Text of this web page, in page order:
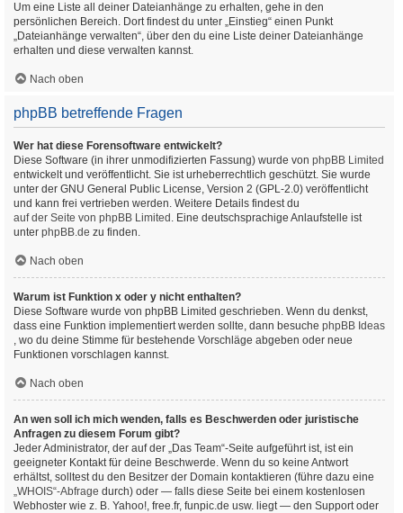
Um eine Liste all deiner Dateianhänge zu erhalten, gehe in den
persönlichen Bereich. Dort findest du unter „Einstieg“ einen Punkt
„Dateianhänge verwalten“, über den du eine Liste deiner Dateianhänge
erhalten und diese verwalten kannst.
Nach oben
phpBB betreffende Fragen
Wer hat diese Forensoftware entwickelt?
Diese Software (in ihrer unmodifizierten Fassung) wurde von phpBB Limited
entwickelt und veröffentlicht. Sie ist urheberrechtlich geschützt. Sie wurde
unter der GNU General Public License, Version 2 (GPL-2.0) veröffentlicht
und kann frei vertrieben werden. Weitere Details findest du
auf der Seite von phpBB Limited . Eine deutschsprachige Anlaufstelle ist
unter phpBB.de zu finden.
Nach oben
Warum ist Funktion x oder y nicht enthalten?
Diese Software wurde von phpBB Limited geschrieben. Wenn du denkst,
dass eine Funktion implementiert werden sollte, dann besuche phpBB Ideas
, wo du deine Stimme für bestehende Vorschläge abgeben oder neue
Funktionen vorschlagen kannst.
Nach oben
An wen soll ich mich wenden, falls es Beschwerden oder juristische
Anfragen zu diesem Forum gibt?
Jeder Administrator, der auf der „Das Team“-Seite aufgeführt ist, ist ein
geeigneter Kontakt für deine Beschwerde. Wenn du so keine Antwort
erhältst, solltest du den Besitzer der Domain kontaktieren (führe dazu eine
„WHOIS“-Abfrage durch) oder — falls diese Seite bei einem kostenlosen
Webhoster wie z. B. Yahoo!, free.fr, funpic.de usw. liegt — den Support oder